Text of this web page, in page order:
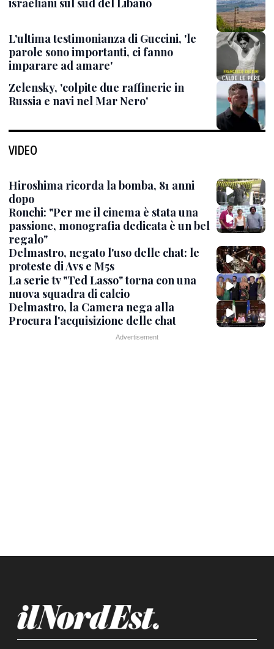
israeliani sul sud del Libano
L'ultima testimonianza di Guccini, 'le
parole sono importanti, ci fanno
imparare ad amare'
Zelensky, 'colpite due raffinerie in
Russia e navi nel Mar Nero'
VIDEO
Hiroshima ricorda la bomba, 81 anni
dopo
Ronchi: "Per me il cinema è stata una
passione, monografia dedicata è un bel
regalo"
Delmastro, negato l'uso delle chat: le
proteste di Avs e M5s
La serie tv "Ted Lasso" torna con una
nuova squadra di calcio
Delmastro, la Camera nega alla
Procura l'acquisizione delle chat